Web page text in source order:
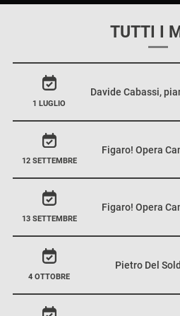
TUTTI I
1 LUGLIO
Davide Cabassi,
12 SETTEMBRE
Figaro! Opera
13 SETTEMBRE
Figaro! Opera
4 OTTOBRE
Pietro Del